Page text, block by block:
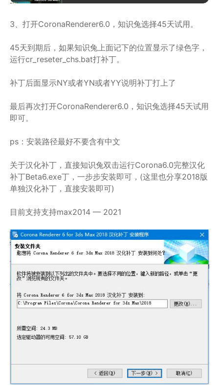
3、打开CoronaRenderer6.0，知识兔选择45天试用。
45天到期后，如果知识兔上面记下的位置显示了绿色字，
运行cr_reseter_chs.bat打补丁。
补丁后面显示NY或者YN或者YY说明补丁打上了
最后再次打开CoronaRenderer6.0，知识兔选择45天试用
即可。
ps：安装路径最好不要含有中文
关于汉化补丁，直接知识兔双击运行Corona6.0完整汉化
补丁Beta6.exe丁，一步步安装即可，(这里也分享2018版
单独汉化补丁，直接安装即可)
目前支持支持max2014 — 2021